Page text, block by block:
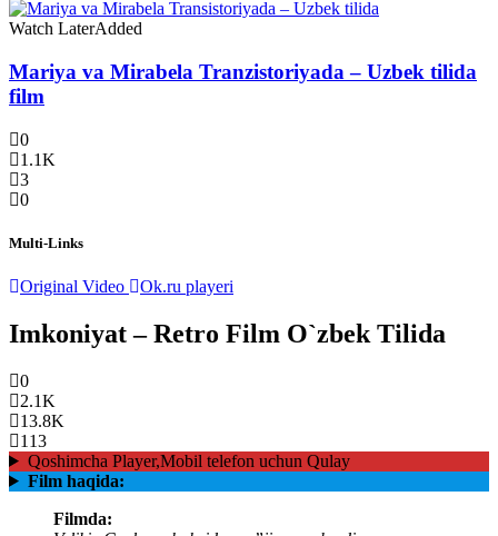
Watch LaterAdded
Mariya va Mirabela Tranzistoriyada – Uzbek tilida
film
0
1.1K
3
0
Multi-Links
Original Video Ok.ru playeri
Imkoniyat – Retro Film O`zbek Tilida
0
2.1K
13.8K
113
Qoshimcha Player,Mobil telefon uchun Qulay
Film haqida:
Filmda: